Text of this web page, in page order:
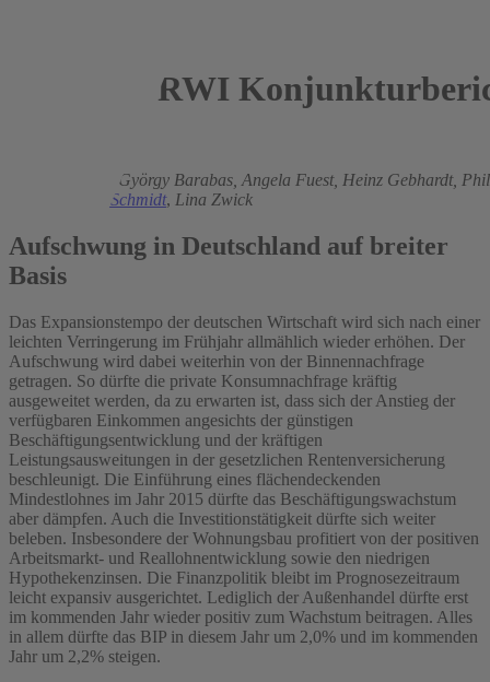
RWI
György Barabas, Angela Fuest, Heinz Gebhardt,
Torsten Schmidt, Lina Zwick
Aufschwung in Deutschland auf breiter
Basis
Das Expansionstempo der deutschen Wirtschaft wird sich nach einer
leichten Verringerung im Frühjahr allmählich wieder erhöhen. Der
Aufschwung wird dabei weiterhin von der Binnennachfrage
getragen. So dürfte die private Konsumnachfrage kräftig
ausgeweitet werden, da zu erwarten ist, dass sich der Anstieg der
verfügbaren Einkommen angesichts der günstigen
Beschäftigungsentwicklung und der kräftigen
Leistungsausweitungen in der gesetzlichen Rentenversicherung
beschleunigt. Die Einführung eines flächendeckenden
Mindestlohnes im Jahr 2015 dürfte das Beschäftigungswachstum
aber dämpfen. Auch die Investitionstätigkeit dürfte sich weiter
beleben. Insbesondere der Wohnungsbau profitiert von der positiven
Arbeitsmarkt- und Reallohnentwicklung sowie den niedrigen
Hypothekenzinsen. Die Finanzpolitik bleibt im Prognosezeitraum
leicht expansiv ausgerichtet. Lediglich der Außenhandel dürfte erst
im kommenden Jahr wieder positiv zum Wachstum beitragen. Alles
in allem dürfte das BIP in diesem Jahr um 2,0% und im kommenden
Jahr um 2,2% steigen.